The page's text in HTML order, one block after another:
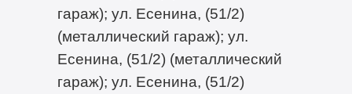
гараж); ул. Есенина, (51/2)
(металлический гараж); ул.
Есенина, (51/2) (металлический
гараж); ул. Есенина, (51/2)